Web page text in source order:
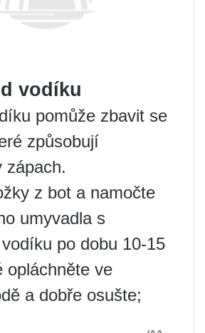
vodíku
pomůže zbavit se
způsobují
zápach.
z bot a namočte
umyvadla s
po dobu 10-15
opláchněte ve
a dobře osušte;